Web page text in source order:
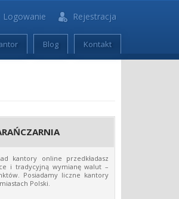
Rejestracja
Logowanie
Blog Kontakt
kantory online przedkładasz
i tradycyjną wymianę walut –
Posiadamy liczne kantory
Polski.